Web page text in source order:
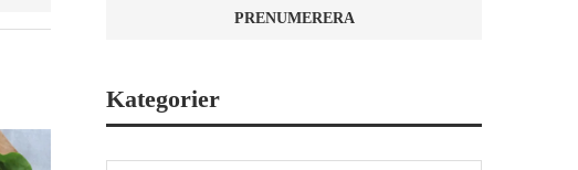
Kategorier